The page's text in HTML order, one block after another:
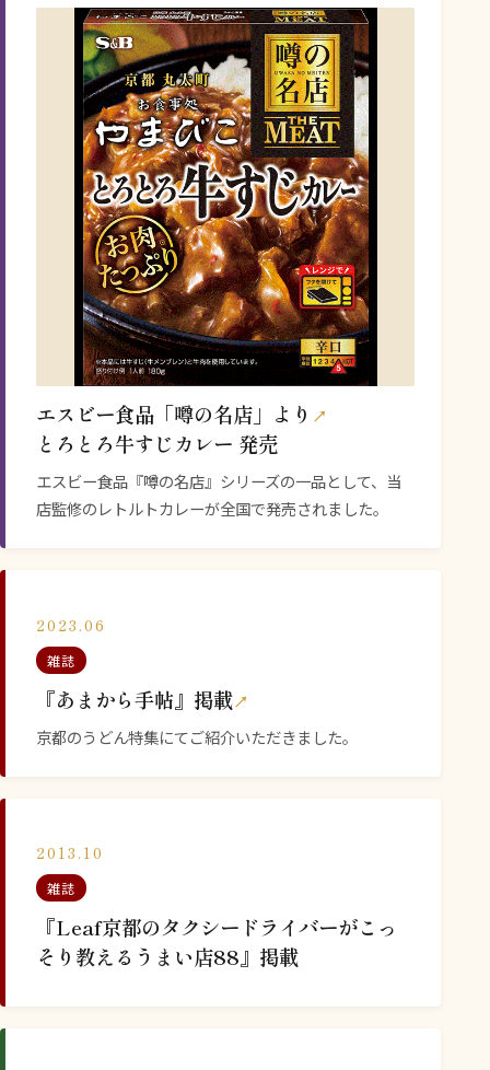
エスビー食品 「噂の名店」より
とろとろ牛すじカレー 発売
エスビー食品『噂の名店』シリーズの一品として、当
店監修のレトルトカレーが全国で発売されました。
2023.06
雑誌
『あまから手帖』掲載
京都のうどん特集にてご紹介いただきました。
2013.10
雑誌
『Leaf京都のタクシードライバーがこっ
そり教えるうまい店88』掲載